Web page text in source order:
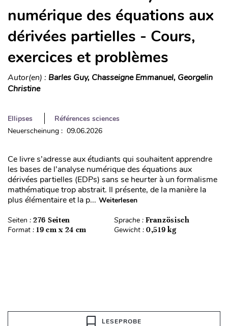
numérique des équations aux
dérivées partielles - Cours,
exercices et problèmes
Autor(en) : Barles Guy, Chasseigne Emmanuel, Georgelin
Christine
Ellipses
Références sciences
Neuerscheinung : 09.06.2026
Ce livre s’adresse aux étudiants qui souhaitent apprendre
les bases de l’analyse numérique des équations aux
dérivées partielles (EDPs) sans se heurter à un formalisme
mathématique trop abstrait. Il présente, de la manière la
plus élémentaire et la p... Weiterlesen
Seiten : 276 Seiten Sprache : Französisch
Format : 19 cm x 24 cm Gewicht : 0,519 kg
LESEPROBE